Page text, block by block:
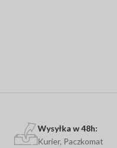
Wysyłka w 48h:
Kurier, Paczkomat